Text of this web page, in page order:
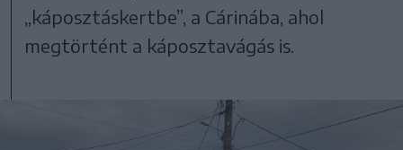
„káposztáskertbe”, a Cárinába, ahol
megtörtént a káposztavágás is.